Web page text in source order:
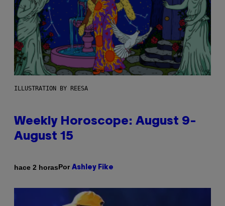
ILLUSTRATION BY REESA
Weekly Horoscope: August 9-
August 15
hace 2 horasPor Ashley Fike